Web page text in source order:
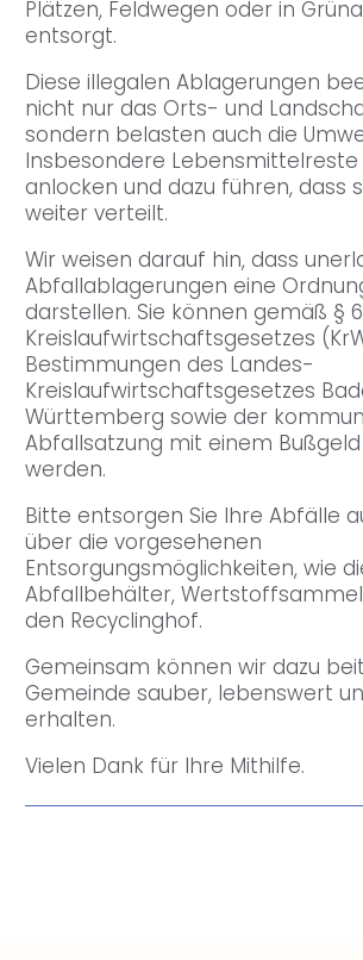
Plätzen, Feldwegen oder in
entsorgt.
Diese illegalen Ablagerungen
nicht nur das Orts- und
sondern belasten auch die
Insbesondere Lebensmittelreste
anlocken und dazu führen, dass
weiter verteilt.
Wir weisen darauf hin, dass
Abfallablagerungen eine
darstellen. Sie können gemäß §
Kreislaufwirtschaftsgesetzes
Bestimmungen des Landes-
Kreislaufwirtschaftsgesetzes
Württemberg sowie der
Abfallsatzung mit einem
werden.
Bitte entsorgen Sie Ihre Abfälle
über die vorgesehenen
Entsorgungsmöglichkeiten, wie
Abfallbehälter,
den Recyclinghof.
Gemeinsam können wir dazu
Gemeinde sauber, lebenswert
erhalten.
Vielen Dank für Ihre Mithilfe.